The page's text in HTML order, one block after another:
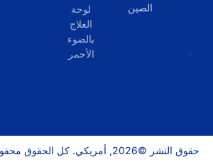
الصين
لوحة
العلاج
بالضوء
الأحمر
حقوق النشر ©2026, أمريكي. كل الحقوق محفوظة.